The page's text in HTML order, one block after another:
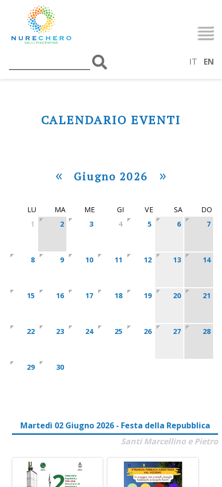
IT EN
CALENDARIO EVENTI
« Giugno 2026 »
LU MA ME GI VE SA
DO
1
2 3 4 5 6 7
8 9 10 11 12 13 14
15 16 17 18 19 20 21
22 23 24 25 26 27 28
29 30
Martedì 02 Giugno 2026 - Festa della Repubblica
Santi Marcellino e Pietro